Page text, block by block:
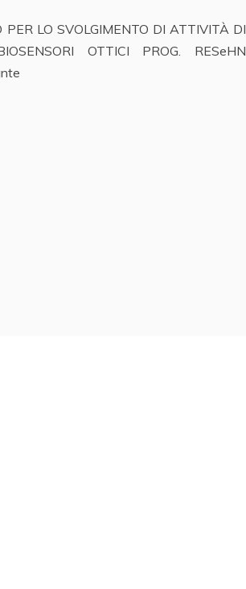
LO SVOLGIMENTO DI ATTIVITÀ DI
OTTICI PROG. RESeHN